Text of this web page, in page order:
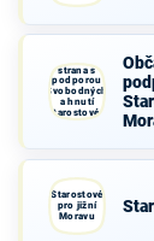
strana s
podporou
Svobodných
a hnutí
Starostové a
osobnosti
Starostové
pro jižní
Moravu